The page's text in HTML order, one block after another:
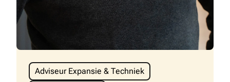
Adviseur Expansie & Techniek